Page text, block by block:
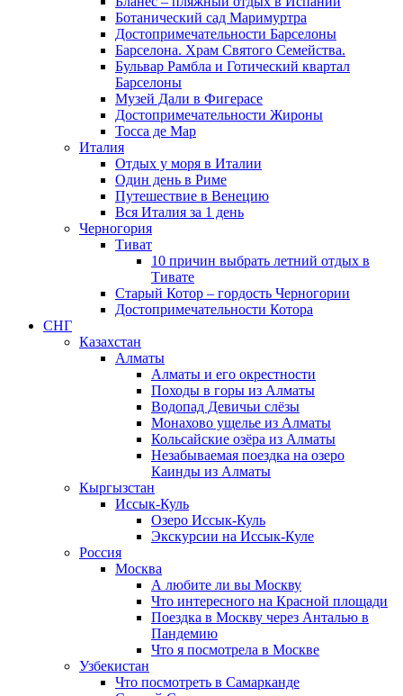
Ботанический сад Маримуртра
Достопримечательности Барселоны
Барселона. Храм Святого Семейства.
Бульвар Рамбла и Готический квартал
Барселоны
Музей Дали в Фигерасе
Достопримечательности Жироны
Тосса де Мар
Италия
Отдых у моря в Италии
Один день в Риме
Путешествие в Венецию
Вся Италия за 1 день
Черногория
Тиват
10 причин выбрать летний отдых в
Тивате
Старый Котор – гордость Черногории
Достопримечательности Котора
СНГ
Казахстан
Алматы
Алматы и его окрестности
Походы в горы из Алматы
Водопад Девичьи слёзы
Монахово ущелье из Алматы
Кольсайские озёра из Алматы
Незабываемая поездка на озеро
Каинды из Алматы
Кыргызстан
Иссык-Куль
Озеро Иссык-Куль
Экскурсии на Иссык-Куле
Россия
Москва
А любите ли вы Москву
Что интересного на Красной площади
Поездка в Москву через Анталью в
Пандемию
Что я посмотрела в Москве
Узбекистан
Что посмотреть в Самарканде